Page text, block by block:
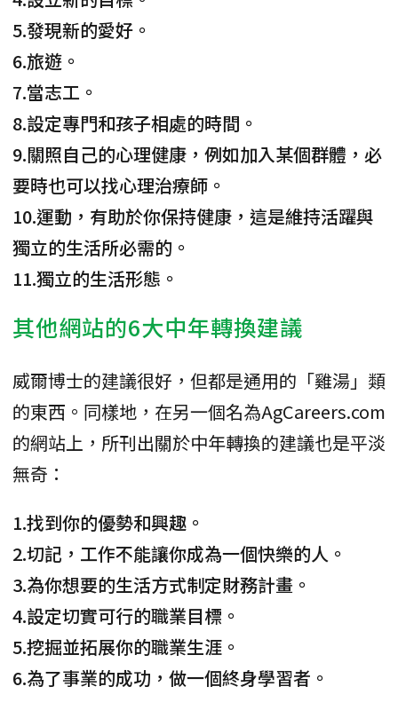
5.發現新的愛好。
6.旅遊。
7.當志工。
8.設定專門和孩子相處的時間。
9.關照自己的心理健康，例如加入某個群體，必
要時也可以找心理治療師。
10.運動，有助於你保持健康，這是維持活躍與
獨立的生活所必需的。
11.獨立的生活形態。
其他網站的6大中年轉換建議
威爾博士的建議很好，但都是通用的「雞湯」類
的東西。同樣地，在另一個名為AgCareers.com
的網站上，所刊出關於中年轉換的建議也是平淡
無奇：
1.找到你的優勢和興趣。
2.切記，工作不能讓你成為一個快樂的人。
3.為你想要的生活方式制定財務計畫。
4.設定切實可行的職業目標。
5.挖掘並拓展你的職業生涯。
6.為了事業的成功，做一個終身學習者。